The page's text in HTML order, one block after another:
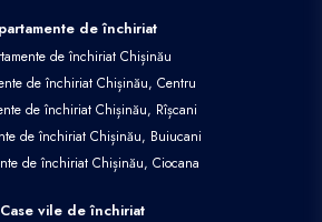
de închiriat
de închiriat Chișinău
de închiriat Chișinău, Centru
de închiriat Chișinău, Rîșcani
de închiriat Chișinău, Buiucani
de închiriat Chișinău, Ciocana
Case vile de închiriat